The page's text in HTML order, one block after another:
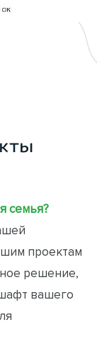
семья?
проектам
решение,
вашего